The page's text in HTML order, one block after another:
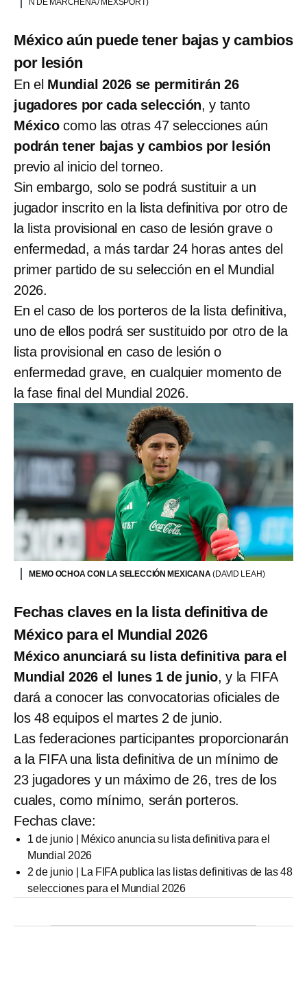
N DE MARCHENA / MEXSPORT)
México aún puede tener bajas y cambios
por lesión
En el Mundial 2026 se permitirán 26
jugadores por cada selección, y tanto
Méxicocomo las otras 47 selecciones aún
podrán tener bajas y cambios por lesión
previo al inicio del torneo.
Sin embargo, solo se podrá sustituir a un
jugador inscrito en la lista definitiva por otro de
la lista provisional en caso de lesión grave o
enfermedad, a más tardar 24 horas antes del
primer partido de su selección en el Mundial
2026.
En el caso de los porteros de la lista definitiva,
uno de ellos podrá ser sustituido por otro de la
lista provisional en caso de lesión o
enfermedad grave, en cualquier momento de
la fase final del Mundial 2026.
MEMO OCHOA CON LA SELECCIÓN MEXICANA(DAVID LEAH)
Fechas claves en la lista definitiva de
México para el Mundial 2026
México anunciará su lista definitiva para el
Mundial 2026 el lunes 1 de junio, y la FIFA
dará a conocer las convocatorias oficiales de
los 48 equipos el martes 2 de junio.
Las federaciones participantes proporcionarán
a la FIFA una lista definitiva de un mínimo de
23 jugadores y un máximo de 26, tres de los
cuales, como mínimo, serán porteros.
Fechas clave:
1 de junio | México anuncia su lista definitiva para el
Mundial 2026
2 de junio | La FIFA publica las listas definitivas de las 48
selecciones para el Mundial 2026